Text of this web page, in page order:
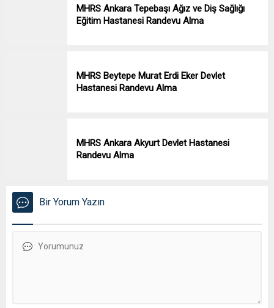
MHRS Ankara Tepebaşı Ağız ve Diş Sağlığı
Eğitim Hastanesi Randevu Alma
MHRS Beytepe Murat Erdi Eker Devlet
Hastanesi Randevu Alma
MHRS Ankara Akyurt Devlet Hastanesi
Randevu Alma
Bir Yorum Yazın